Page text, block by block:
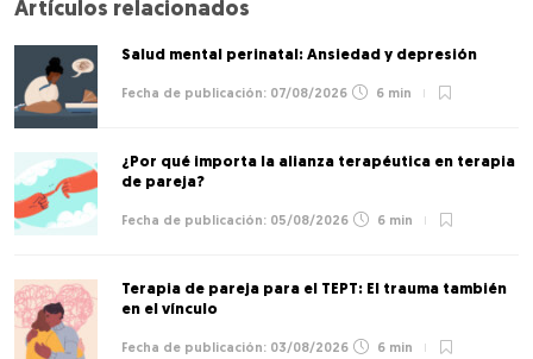
Artículos relacionados
Salud mental perinatal: Ansiedad y depresión
07/08/2026 6 min
¿Por qué importa la alianza terapéutica en terapia
de pareja?
05/08/2026 6 min
Terapia de pareja para el TEPT: El trauma también
en el vínculo
03/08/2026 6 min